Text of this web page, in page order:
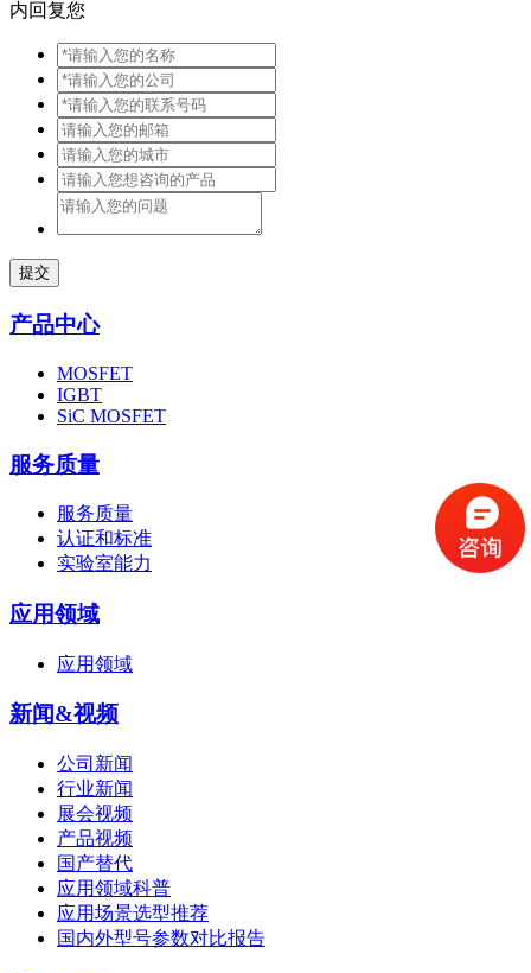
内回复您
提交
产品中心
MOSFET
IGBT
SiC MOSFET
服务质量
服务质量
认证和标准
实验室能力
应用领域
应用领域
新闻&视频
公司新闻
行业新闻
展会视频
产品视频
国产替代
应用领域科普
应用场景选型推荐
国内外型号参数对比报告